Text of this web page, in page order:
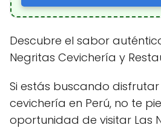
Descubre el sabor
Negritas Cevichería y
Si estás buscando
cevichería en Perú, no te
oportunidad de visitar Las